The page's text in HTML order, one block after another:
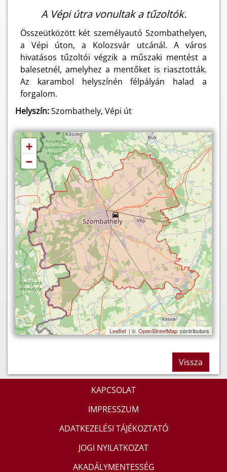
A Vépi útra vonultak a tűzoltók.
Összeütközött két személyautó Szombathelyen,
a Vépi úton, a Kolozsvár utcánál. A város
hivatásos tűzoltói végzik a műszaki mentést a
balesetnél, amelyhez a mentőket is riasztották.
Az karambol helyszínén félpályán halad a
forgalom.
Helyszín:Szombathely, Vépi út
+
−
Leaflet | © OpenStreetMap contributors
Vissza
KAPCSOLAT
IMPRESSZUM
ADATKEZELÉSI TÁJÉKOZTATÓ
JOGI NYILATKOZAT
AKADÁLYMENTESSÉG